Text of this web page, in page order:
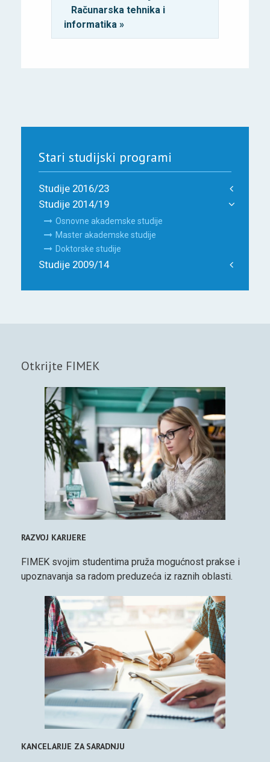
Računarska tehnika i
informatika »
Stari studijski programi
Studije 2016/23
Studije 2014/19
Osnovne akademske studije
Master akademske studije
Doktorske studije
Studije 2009/14
Otkrijte FIMEK
RAZVOJ KARIJERE
FIMEK svojim studentima pruža mogućnost prakse i
upoznavanja sa radom preduzeća iz raznih oblasti.
KANCELARIJE ZA SARADNJU